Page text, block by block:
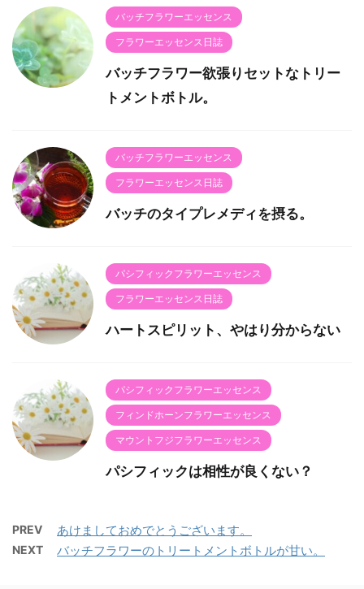
バッチフラワーエッセンス
フラワーエッセンス日誌
バッチフラワー欲張りセットなトリー
トメントボトル。
バッチフラワーエッセンス
フラワーエッセンス日誌
バッチのタイプレメディを摂る。
パシフィックフラワーエッセンス
フラワーエッセンス日誌
ハートスピリット、やはり分からない
パシフィックフラワーエッセンス
フィンドホーンフラワーエッセンス
マウントフジフラワーエッセンス
パシフィックは相性が良くない？
PREV あけましておめでとうございます。
NEXT バッチフラワーのトリートメントボトルが甘い。